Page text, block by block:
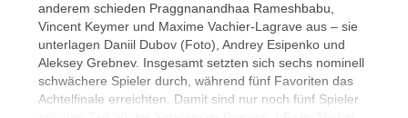
anderem schieden Praggnanandhaa Rameshbabu,
Vincent Keymer und Maxime Vachier-Lagrave aus – sie
unterlagen Daniil Dubov (Foto), Andrey Esipenko und
Aleksey Grebnev. Insgesamt setzten sich sechs nominell
schwächere Spieler durch, während fünf Favoriten das
Achtelfinale erreichten. Damit sind nur noch fünf Spieler